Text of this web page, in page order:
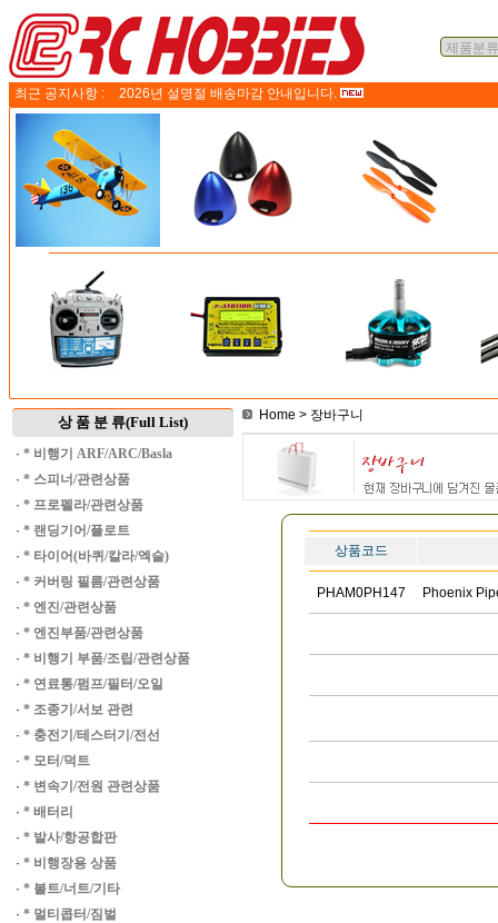
최근 공지사항 : 2026년 설명절 배송마감 안내입니다.
상 품 분 류(Full List)
· * 비행기 ARF/ARC/Basla
· * 스피너/관련상품
· * 프로펠라/관련상품
· * 랜딩기어/플로트
· * 타이어(바퀴/칼라/엑슬)
· * 커버링 필름/관련상품
· * 엔진/관련상품
· * 엔진부품/관련상품
· * 비행기 부품/조립/관련상품
· * 연료통/펌프/필터/오일
· * 조종기/서보 관련
· * 충전기/테스터기/전선
· * 모터/덕트
· * 변속기/전원 관련상품
· * 배터리
· * 발사/항공합판
· * 비행장용 상품
· * 볼트/너트/기타
· * 멀티콥터/짐벌
Home > 장바구니
상품코드
PHAM0PH147 Phoenix